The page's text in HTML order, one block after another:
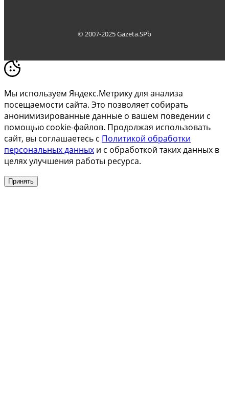
© 2007-2025 Gazeta.SPb
Мы используем Яндекс.Метрику для анализа
посещаемости сайта. Это позволяет собирать
анонимизированные данные о вашем поведении с
помощью cookie-файлов. Продолжая использовать
сайт, вы соглашаетесь с Политикой обработки
персональных данных и с обработкой таких данных в
целях улучшения работы ресурса.
Принять